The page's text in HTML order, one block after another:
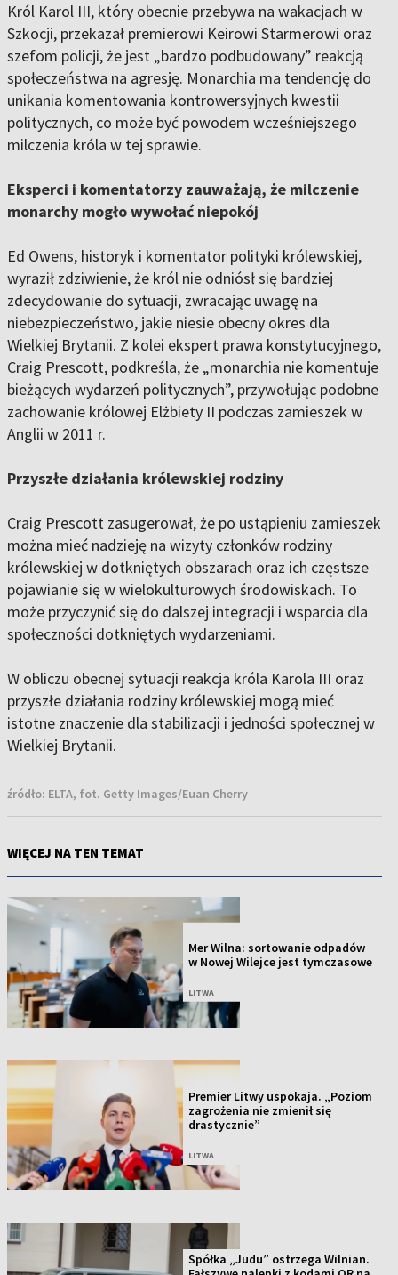
Król Karol III, który obecnie przebywa na wakacjach w
Szkocji, przekazał premierowi Keirowi Starmerowi oraz
szefom policji, że jest „bardzo podbudowany” reakcją
społeczeństwa na agresję. Monarchia ma tendencję do
unikania komentowania kontrowersyjnych kwestii
politycznych, co może być powodem wcześniejszego
milczenia króla w tej sprawie.
Eksperci i komentatorzy zauważają, że milczenie
monarchy mogło wywołać niepokój
Ed Owens, historyk i komentator polityki królewskiej,
wyraził zdziwienie, że król nie odniósł się bardziej
zdecydowanie do sytuacji, zwracając uwagę na
niebezpieczeństwo, jakie niesie obecny okres dla
Wielkiej Brytanii. Z kolei ekspert prawa konstytucyjnego,
Craig Prescott, podkreśla, że „monarchia nie komentuje
bieżących wydarzeń politycznych”, przywołując podobne
zachowanie królowej Elżbiety II podczas zamieszek w
Anglii w 2011 r.
Przyszłe działania królewskiej rodziny
Craig Prescott zasugerował, że po ustąpieniu zamieszek
można mieć nadzieję na wizyty członków rodziny
królewskiej w dotkniętych obszarach oraz ich częstsze
pojawianie się w wielokulturowych środowiskach. To
może przyczynić się do dalszej integracji i wsparcia dla
społeczności dotkniętych wydarzeniami.
W obliczu obecnej sytuacji reakcja króla Karola III oraz
przyszłe działania rodziny królewskiej mogą mieć
istotne znaczenie dla stabilizacji i jedności społecznej w
Wielkiej Brytanii.
źródło: ELTA, fot. Getty Images/Euan Cherry
WIĘCEJ NA TEN TEMAT
Mer Wilna: sortowanie odpadów
w Nowej Wilejce jest tymczasowe
LITWA
Premier Litwy uspokaja. „Poziom
zagrożenia nie zmienił się
drastycznie”
LITWA
Spółka „Judu” ostrzega Wilnian.